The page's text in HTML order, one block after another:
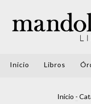
Inicio Libros
Inicio -